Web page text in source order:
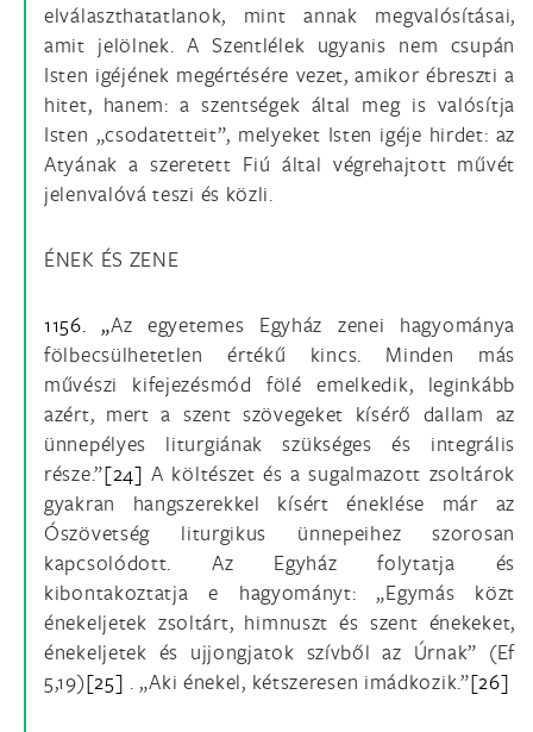
elválaszthatatlanok, mint annak megvalósításai,
amit jelölnek. A Szentlélek ugyanis nem csupán
Isten igéjének megértésére vezet, amikor ébreszti a
hitet, hanem: a szentségek által meg is valósítja
Isten „csodatetteit”, melyeket Isten igéje hirdet: az
Atyának a szeretett Fiú által végrehajtott művét
jelenvalóvá teszi és közli.
ÉNEK ÉS ZENE
1156. „Az egyetemes Egyház zenei hagyománya
fölbecsülhetetlen értékű kincs. Minden más
művészi kifejezésmód fölé emelkedik, leginkább
azért, mert a szent szövegeket kísérő dallam az
ünnepélyes liturgiának szükséges és integrális
része.”[24] A költészet és a sugalmazott zsoltárok
gyakran hangszerekkel kísért éneklése már az
Ószövetség liturgikus ünnepeihez szorosan
kapcsolódott. Az Egyház folytatja és
kibontakoztatja e hagyományt: „Egymás közt
énekeljetek zsoltárt, himnuszt és szent énekeket,
énekeljetek és ujjongjatok szívből az Úrnak” (Ef
5,19)[25] . „Aki énekel, kétszeresen imádkozik.”[26]